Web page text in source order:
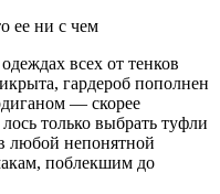
ее ни с чем
всех от тенков
гардероб пополнен
— скорее
только выбрать туфли
любой непонятной
поблекшим до